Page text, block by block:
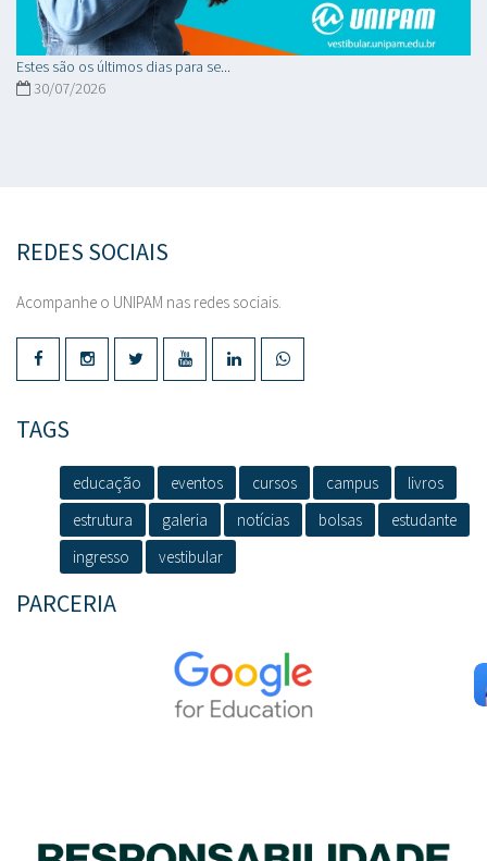
Estes são os últimos dias para se...
30/07/2026
REDES SOCIAIS
Acompanhe o UNIPAM nas redes sociais.
TAGS
educação eventos cursos campus
livros
estrutura
galeria notícias bolsas
estudante
ingresso
vestibular
PARCERIA